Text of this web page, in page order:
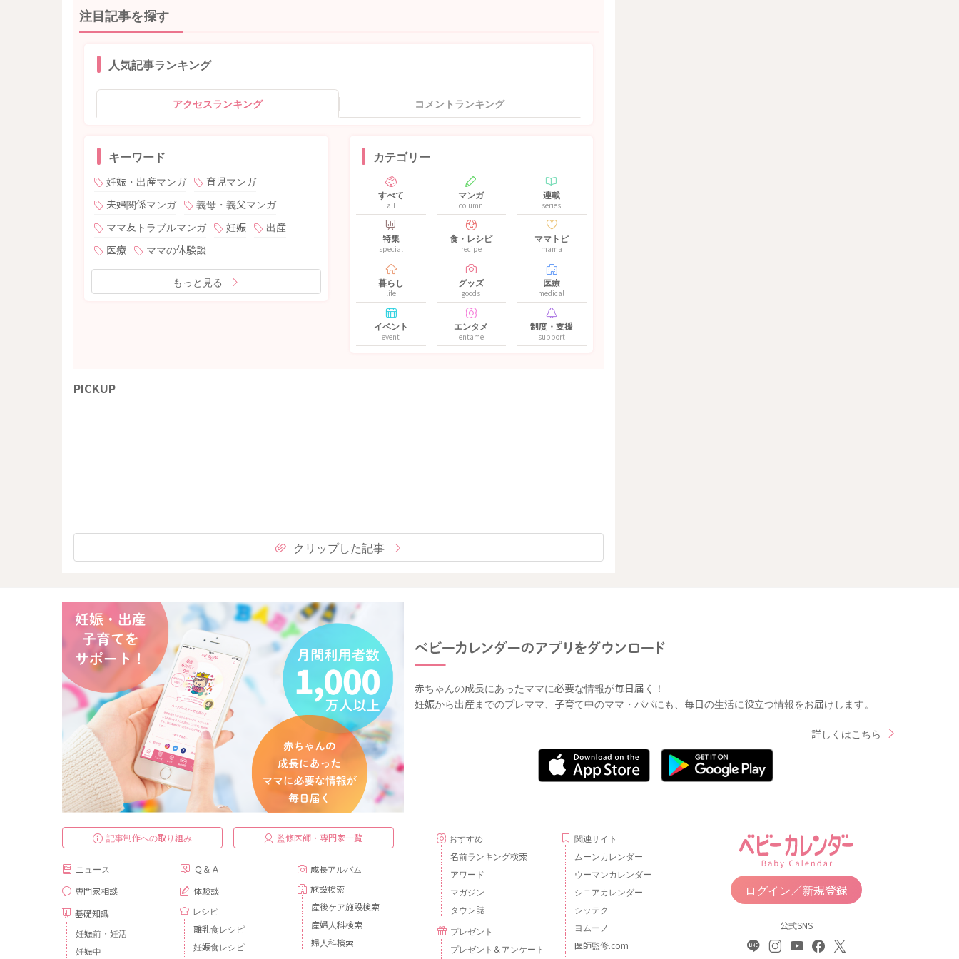
注目記事を探す
人気記事ランキング
アクセスランキング コメントランキング
キーワード
妊娠・出産マンガ
育児マンガ
夫婦関係マンガ
義母・義父マンガ
ママ友トラブルマンガ
妊娠
出産
医療
ママの体験談
もっと見る
カテゴリー
すべて
all
マンガ
column
連載
series
特集
special
食・レシピ
recipe
ママトピ
mama
暮らし
life
グッズ
goods
医療
medical
イベント
event
エンタメ
entame
制度・支援
support
PICKUP
クリップした記事
赤ちゃんの成長にあったママに必要な情報が毎日届く！
妊娠から出産までのプレママ、子育て中のママ・パパにも、毎日の生活に役立つ情報をお届けします。
詳しくはこちら
記事制作への取り組み 監修医師・専門家一覧
ニュース
専門家相談
基礎知識
妊娠前・妊活
妊娠中
Ｑ＆Ａ
体験談
レシピ
離乳食レシピ
妊娠食レシピ
成長アルバム
施設検索
産後ケア施設検索
産婦人科検索
婦人科検索
おすすめ
名前ランキング検索
アワード
マガジン
タウン誌
プレゼント
プレゼント＆アンケート
関連サイト
ムーンカレンダー
ウーマンカレンダー
シニアカレンダー
シッテク
ヨムーノ
医師監修.com
ログイン／新規登録
公式SNS